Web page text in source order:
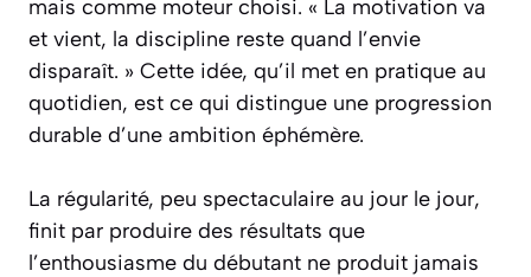
mais comme moteur choisi. « La motivation va
et vient, la discipline reste quand l’envie
disparaît. » Cette idée, qu’il met en pratique au
quotidien, est ce qui distingue une progression
durable d’une ambition éphémère.
La régularité, peu spectaculaire au jour le jour,
finit par produire des résultats que
l’enthousiasme du débutant ne produit jamais